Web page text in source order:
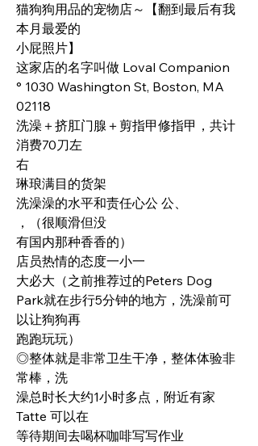
猫狗狗用品的宠物店～【翻到最后有我
本月最爱的
小屁照片】
这家店的名字叫做 Loval Companion
° 1030 Washington St, Boston, MA
02118
洗澡＋挤肛门腺＋剪指甲修指甲，共计
消费70刀左
右
琳琅满目的货架
洗澡澡的水平和责任心公 公、
，（很顺滑但没
有国内那种香香的）
店员热情的态度一小一
大必大（之前推荐过的Peters Dog
Park就在步行5分钟的地方，洗澡前可
以让狗狗再
跑跑玩玩）
◎整体就是非常卫生干净，整体体验非
常棒，洗
澡总时长大约1小时多点，附近有家
Tatte 可以在
等待期间去喝杯咖啡写写作业